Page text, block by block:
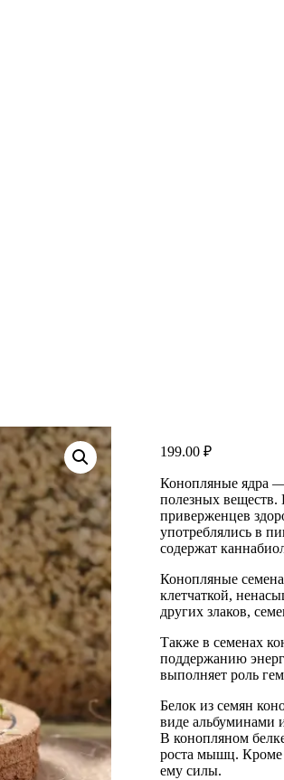
199.00 ₽
Конопляные ядра
полезных веществ.
приверженцев
употреблялись в
содержат
Конопляные
клетчаткой,
других злаков,
Также в семенах
поддержанию
выполняет роль
Белок из семян
виде альбуминами
В конопляном
роста мышц. Кроме
ему силы.